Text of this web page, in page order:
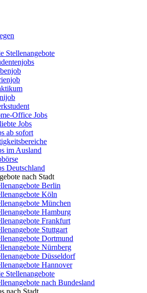
Stellenangebote
Office Jobs
Jobs
ab sofort
im Ausland
Deutschland
nach Stadt
Berlin
Köln
München
Hamburg
Frankfurt
Stuttgart
Dortmund
Nürnberg
Düsseldorf
Hannover
Stellenangebote
nach Bundesland
nach Stadt